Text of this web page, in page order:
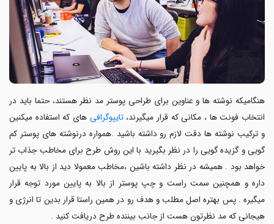
هنگامیکه نوشته ها و عناوین برای طراحی پوستر مد نظر هستند، حتما باید در
انتخاب فونت ها ، مکانی که قرار میگیرند،تایپوگرافی های که استفاده میکنین
و ترکیب نوشته ها دقت لازم رو داشته باشید .همواره درنوشته های پوستر کم
گویی و گزیده گویی را در نظر بگیرید با این روش طرح برای مخاطب جذاب تر
خواهد بود . همیشه در نظر داشته باشین ،مخاطب معمولا دید از بالا به پایین
داره و همچنین سمت راست و چپ پوستر از بالا به پایین مورد توجه قرار
میگیره . پس بهتره اصل مطلب و هدف رو در همین راستا قرار بدین تا انرژی و
هیجانی که مد نظرتون هست از جانب بیننده طرح دریافت کنید .